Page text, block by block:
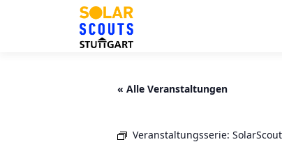
« Alle Veranstaltungen
Veranstaltungsserie: